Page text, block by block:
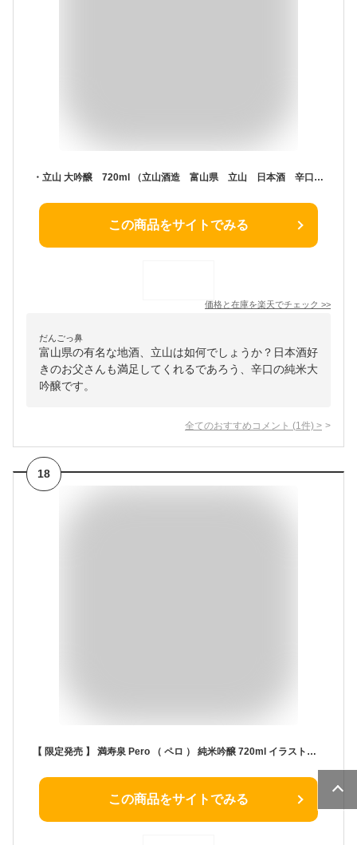
・立山 大吟醸 720ml （立山酒造 富山県 立山 日本酒 辛口 地酒）父の日・お中元・お歳暮等の贈り物にもオススメ.
この商品をサイトでみる
価格と在庫を楽天でチェック >>
だんごっ鼻
富山県の有名な地酒、立山は如何でしょうか？日本酒好
きのお父さんも満足してくれるであろう、辛口の純米大
吟醸です。
全てのおすすめコメント (1 件) >
18
【 限定発売 】 満寿泉 Pero （ ペロ ） 純米吟醸 720ml イラストレーターEriさん （ 山下達郎さん・竹内まりやさんのご長女 ） コラボの特別な一本 桝田酒造店 富山 日本酒 実店舗氷温貯蔵瓶囲い
この商品をサイトでみる